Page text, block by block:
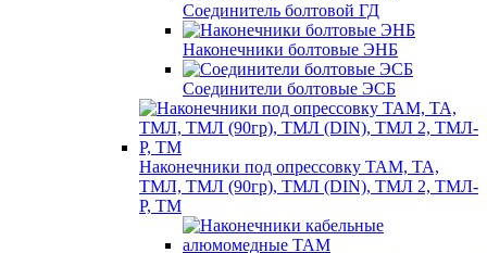
Соединитель болтовой ГД
Наконечники болтовые ЭНБ
Соединители болтовые ЭСБ
Наконечники под опрессовку ТАМ, ТА,
ТМЛ, ТМЛ (90гр), ТМЛ (DIN), ТМЛ 2, ТМЛ-
Р, ТМ